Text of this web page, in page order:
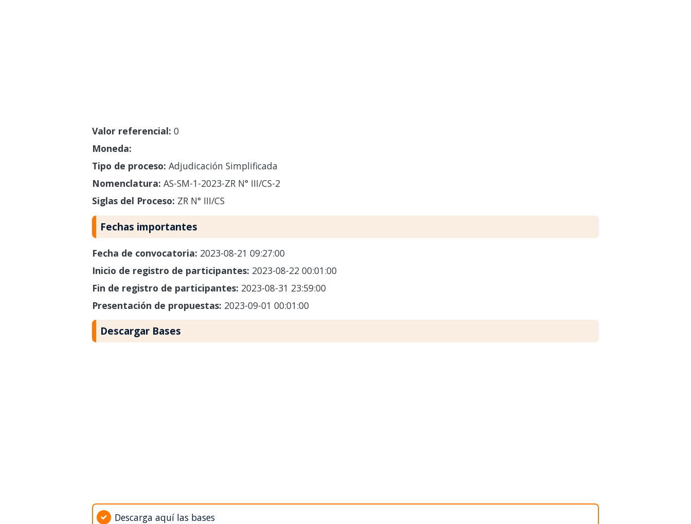
Valor referencial: 0
Moneda:
Tipo de proceso: Adjudicación Simplificada
Nomenclatura: AS-SM-1-2023-ZR N° III/CS-2
Siglas del Proceso: ZR N° III/CS
Fechas importantes
Fecha de convocatoria: 2023-08-21 09:27:00
Inicio de registro de participantes: 2023-08-22 00:01:00
Fin de registro de participantes: 2023-08-31 23:59:00
Presentación de propuestas: 2023-09-01 00:01:00
Descargar Bases
Descarga aquí las bases